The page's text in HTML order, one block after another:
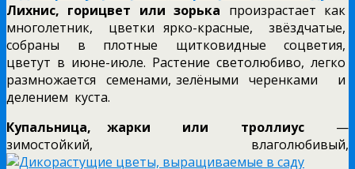
Лихнис, горицвет или зорька произрастает как
многолетник, цветки ярко-красные, звёздчатые,
собраны в плотные щитковидные соцветия,
цветут в июне-июле. Растение светолюбиво, легко
размножается семенами, зелёными черенками и
делением куста.
Купальница, жарки или троллиус—
зимостойкий, влаголюбивый,